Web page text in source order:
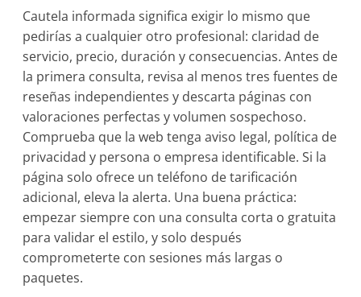
Cautela informada significa exigir lo mismo que
pedirías a cualquier otro profesional: claridad de
servicio, precio, duración y consecuencias. Antes de
la primera consulta, revisa al menos tres fuentes de
reseñas independientes y descarta páginas con
valoraciones perfectas y volumen sospechoso.
Comprueba que la web tenga aviso legal, política de
privacidad y persona o empresa identificable. Si la
página solo ofrece un teléfono de tarificación
adicional, eleva la alerta. Una buena práctica:
empezar siempre con una consulta corta o gratuita
para validar el estilo, y solo después
comprometerte con sesiones más largas o
paquetes.